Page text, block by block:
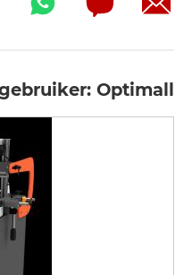
Optimall